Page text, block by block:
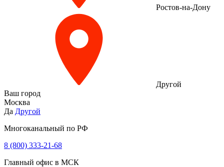
Ростов-на-Дону
Другой
Ваш город
Москва
Да Другой
Многоканальный по РФ
8 (800) 333‑21-68
Главный офис в МСК